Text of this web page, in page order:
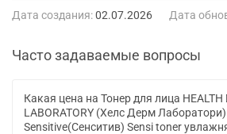
Дата создания:02.07.2026 Дата
Часто задаваемые вопросы
Какая цена на Тонер для лица HEALTH
LABORATORY (Хелс Дерм Лаборатори)
Sensitive(Сенситив) Sensi toner